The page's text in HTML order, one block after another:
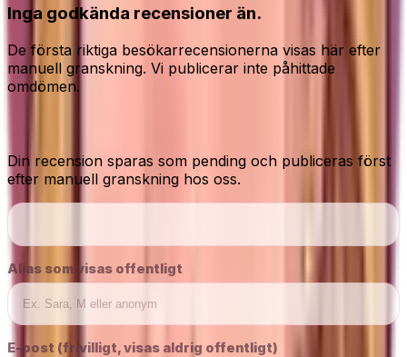
Inga godkända recensioner än.
De första riktiga besökarrecensionerna visas här efter
manuell granskning. Vi publicerar inte påhittade
omdömen.
Din recension sparas som pending och publiceras först
efter manuell granskning hos oss.
Alias som visas offentligt
E-post (frivilligt, visas aldrig offentligt)